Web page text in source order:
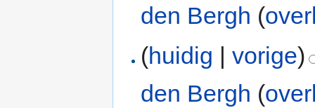
den Bergh (
(huidig |vorige)
den Bergh (